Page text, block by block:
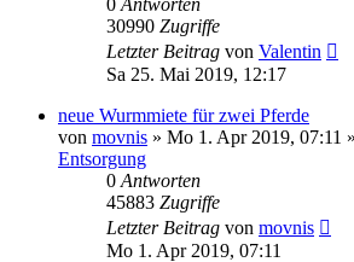
0 Antworten
30990 Zugriffe
Letzter Beitrag von Valentin
Sa 25. Mai 2019, 12:17
neue Wurmmiete für zwei Pferde
von movnis » Mo 1. Apr 2019, 07:11
Entsorgung
0 Antworten
45883 Zugriffe
Letzter Beitrag von movnis
Mo 1. Apr 2019, 07:11